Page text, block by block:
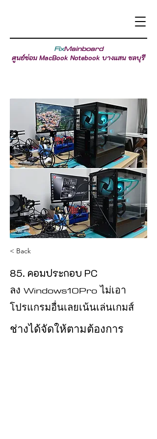
FixMainboard
ศูนย์ซ่อม MacBook Notebook บางแสน ชลบุรี
< Back
85. คอมประกอบ PC
ลง Windows10Pro ไม่เอา
โปรแกรมอื่นเลยเน้นเล่นเกมส์
ช่างได้จัดให้ตามต้องการ